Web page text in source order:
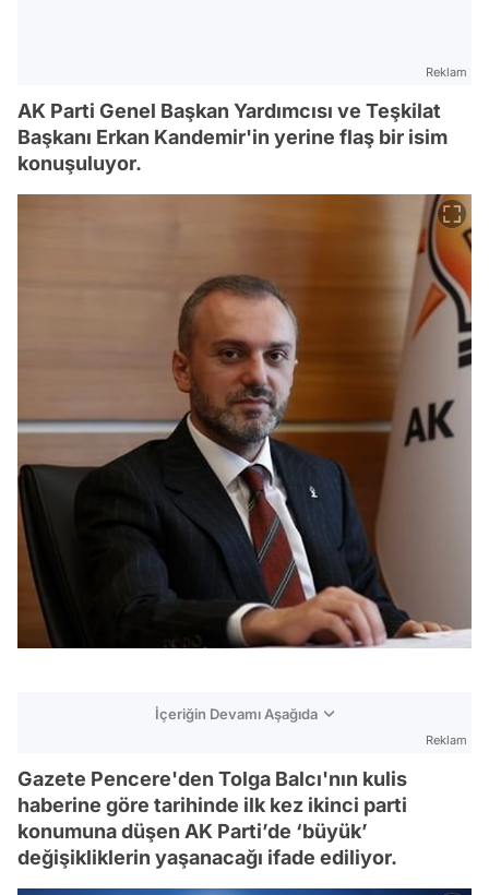
Reklam
AK Parti Genel Başkan Yardımcısı ve Teşkilat
Başkanı Erkan Kandemir'in yerine flaş bir isim
konuşuluyor.
İçeriğin Devamı Aşağıda
Reklam
Gazete Pencere'den Tolga Balcı'nın kulis
haberine göre tarihinde ilk kez ikinci parti
konumuna düşen AK Parti’de ‘büyük’
değişikliklerin yaşanacağı ifade ediliyor.